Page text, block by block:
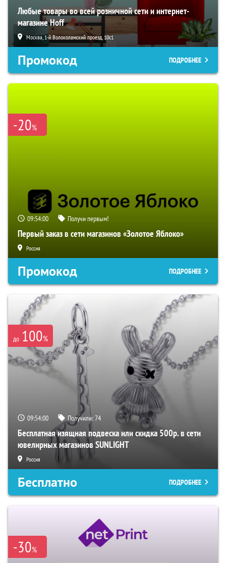
Любые товары во всей розничной сети и интернет-
магазине Hoff
Москва, 1-й Волоколамский проезд, 10с1
Промокод ПОДРОБНЕЕ
-20%
09:53:59 Получи первым!
Первый заказ в сети магазинов «Золотое Яблоко»
Россия
Промокод ПОДРОБНЕЕ
до 100%
09:53:59 Получили:74
Бесплатная изящная подвеска или скидка 500р. в сети
ювелирных магазинов SUNLIGHT
Россия
Бесплатно ПОДРОБНЕЕ
-30%